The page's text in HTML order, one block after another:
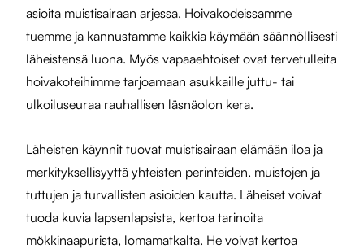
asioita muistisairaan arjessa. Hoivakodeissamme
tuemme ja kannustamme kaikkia käymään säännöllisesti
läheistensä luona. Myös vapaaehtoiset ovat tervetulleita
hoivakoteihimme tarjoamaan asukkaille juttu- tai
ulkoiluseuraa rauhallisen läsnäolon kera.
Läheisten käynnit tuovat muistisairaan elämään iloa ja
merkityksellisyyttä yhteisten perinteiden, muistojen ja
tuttujen ja turvallisten asioiden kautta. Läheiset voivat
tuoda kuvia lapsenlapsista, kertoa tarinoita
mökkinaapurista, lomamatkalta. He voivat kertoa